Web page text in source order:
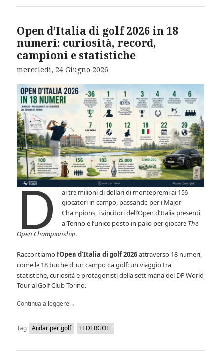
Open d’Italia di golf 2026 in 18
numeri: curiosità, record,
campioni e statistiche
mercoledì, 24 Giugno 2026
D
ai tre milioni di dollari di montepremi ai 156
giocatori in campo, passando per i Major
Champions, i vincitori dell’Open d’Italia presenti
a Torino e l’unico posto in palio per giocare The
Open Championship.
Raccontiamo l’Open d’Italia di golf 2026attraverso 18 numeri,
come le 18 buche di un campo da golf: un viaggio tra
statistiche, curiosità e protagonisti della settimana del DP World
Tour al Golf Club Torino.
Continua a leggere→
Tag Andar per golf FEDERGOLF